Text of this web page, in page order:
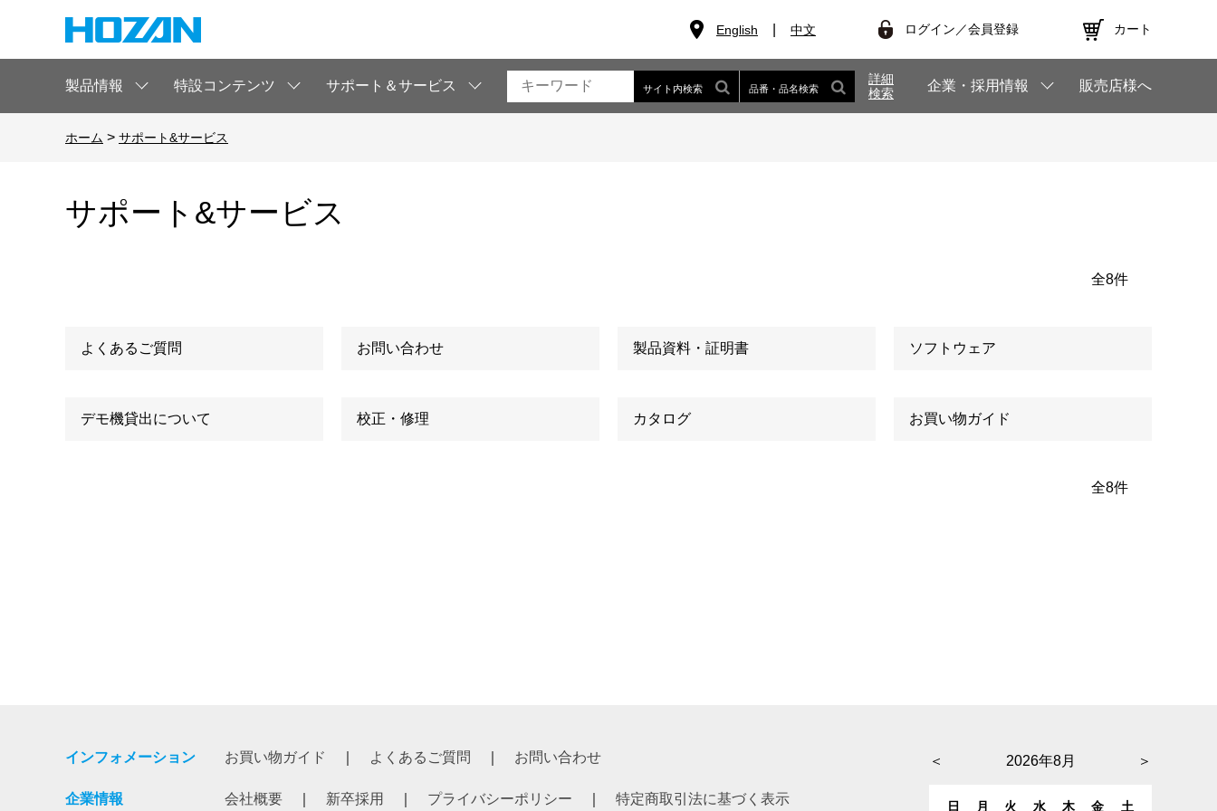
English 中文 ログイン／会員登録 カート
製品情報 特設コンテンツ サポート＆サービス サイト内検索 品番・品名検索
詳細
検索
企業・採用情報 販売店様へ
ホーム > サポート&サービス
サポート&サービス
全8件
よくあるご質問 お問い合わせ 製品資料・証明書 ソフトウェア
デモ機貸出について 校正・修理 カタログ お買い物ガイド
全8件
インフォメーション お買い物ガイド よくあるご質問 お問い合わせ
企業情報 会社概要 新卒採用 プライバシーポリシー 特定商取引法に基づく表示
＜ ＞
2026年8月
日 月 火 水 木 金 土